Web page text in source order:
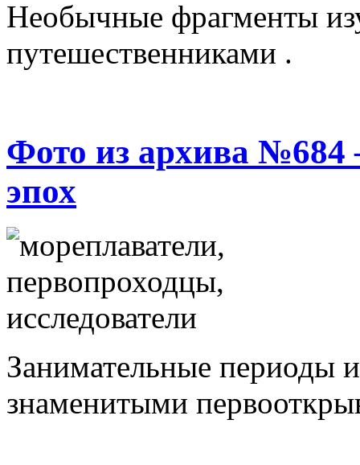
Необычные фрагменты
путешественниками .
Фото из архива
эпох
Занимательные периоды
знаменитыми